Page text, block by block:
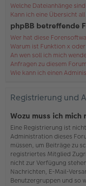
Welche Dateianhänge
Kann ich eine Übersicht
phpBB betreffende
Wer hat diese
Warum ist Funktion x
An wen soll ich mich
Anfragen zu diesem
Wie kann ich einen
Registrierung und
Wozu muss ich
Eine Registrierung ist
Administration dieses
müssen, um Beiträge zu
registriertes Mitglied
nicht zur Verfügung
Nachrichten, E-Mail-
Benutzergruppen und so